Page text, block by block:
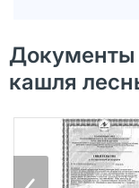
Документы
кашля